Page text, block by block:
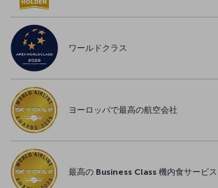
ワールドクラス
ヨーロッパで最高の航空会社
最高の Business Class 機内食サービス